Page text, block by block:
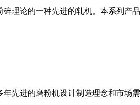
理论的一种先进的轧机。本系列产
先进的磨粉机设计制造理念和市场